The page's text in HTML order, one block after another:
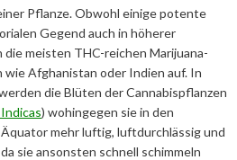
Pflanze. Obwohl einige potente
Gegend auch in höherer
meisten THC-reichen Marijuana-
Afghanistan oder Indien auf. In
die Blüten der Cannabispflanzen
Indicas) wohingegen sie in den
mehr luftig, luftdurchlässig und
da sie ansonsten schnell schimmeln